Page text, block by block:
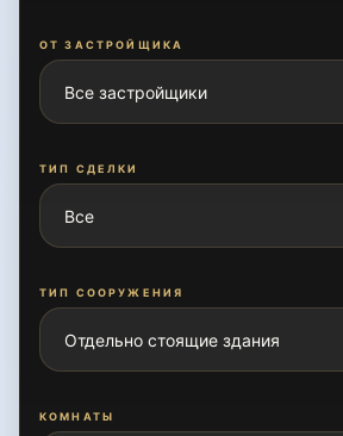
ОТ ЗАСТРОЙЩИКА
ТИП СДЕЛКИ
ТИП СООРУЖЕНИЯ
КОМНАТЫ